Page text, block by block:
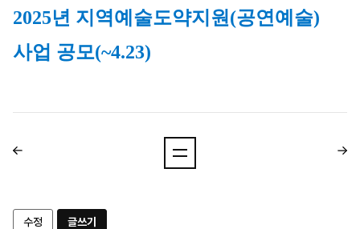
2025년 지역예술도약지원(공연예술)
사업 공모(~4.23)
수정 글쓰기